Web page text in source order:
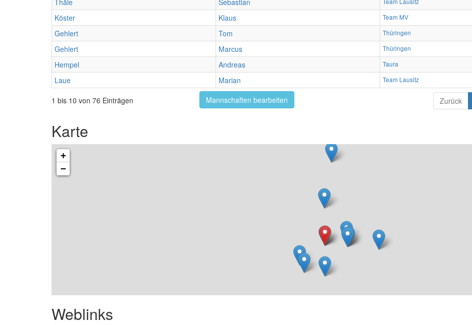
Thäle
Sebastian
Köster
Klaus Team MV
Gehlert
Tom Thüringen
Gehlert
Marcus Thüringen
Hempel
Andreas Taura
Laue
Marian Team Lausitz
1 bis 10 von 76 Einträgen
Mannschaften bearbeiten Zurück
Karte
+
−
Weblinks